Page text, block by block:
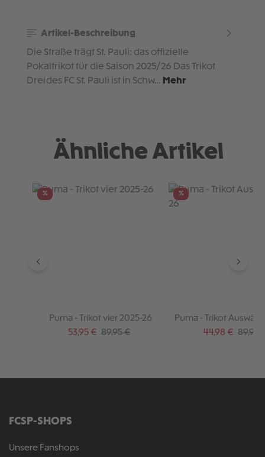
Artikel-Beschreibung
Die Straße trägt St. Pauli: das offizielle
Pokaltrikot für die Saison 2025/26 Das Trikot
Drei des FC St. Pauli ist in Schw… Mehr
Ähnliche Artikel
Produktgalerie überspringen
%
Puma - Trikot vier 2025-26
Verkaufspreis:
53,95 € Regulärer Preis:
89,95 €
%
Puma - Trikot
Verkaufspreis:
44,98 € 89,95
FCSP-SHOPS
Unsere Fanshops